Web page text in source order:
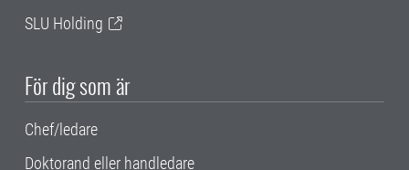
SLU Holding
För dig som är
Chef/ledare
Doktorand eller handledare